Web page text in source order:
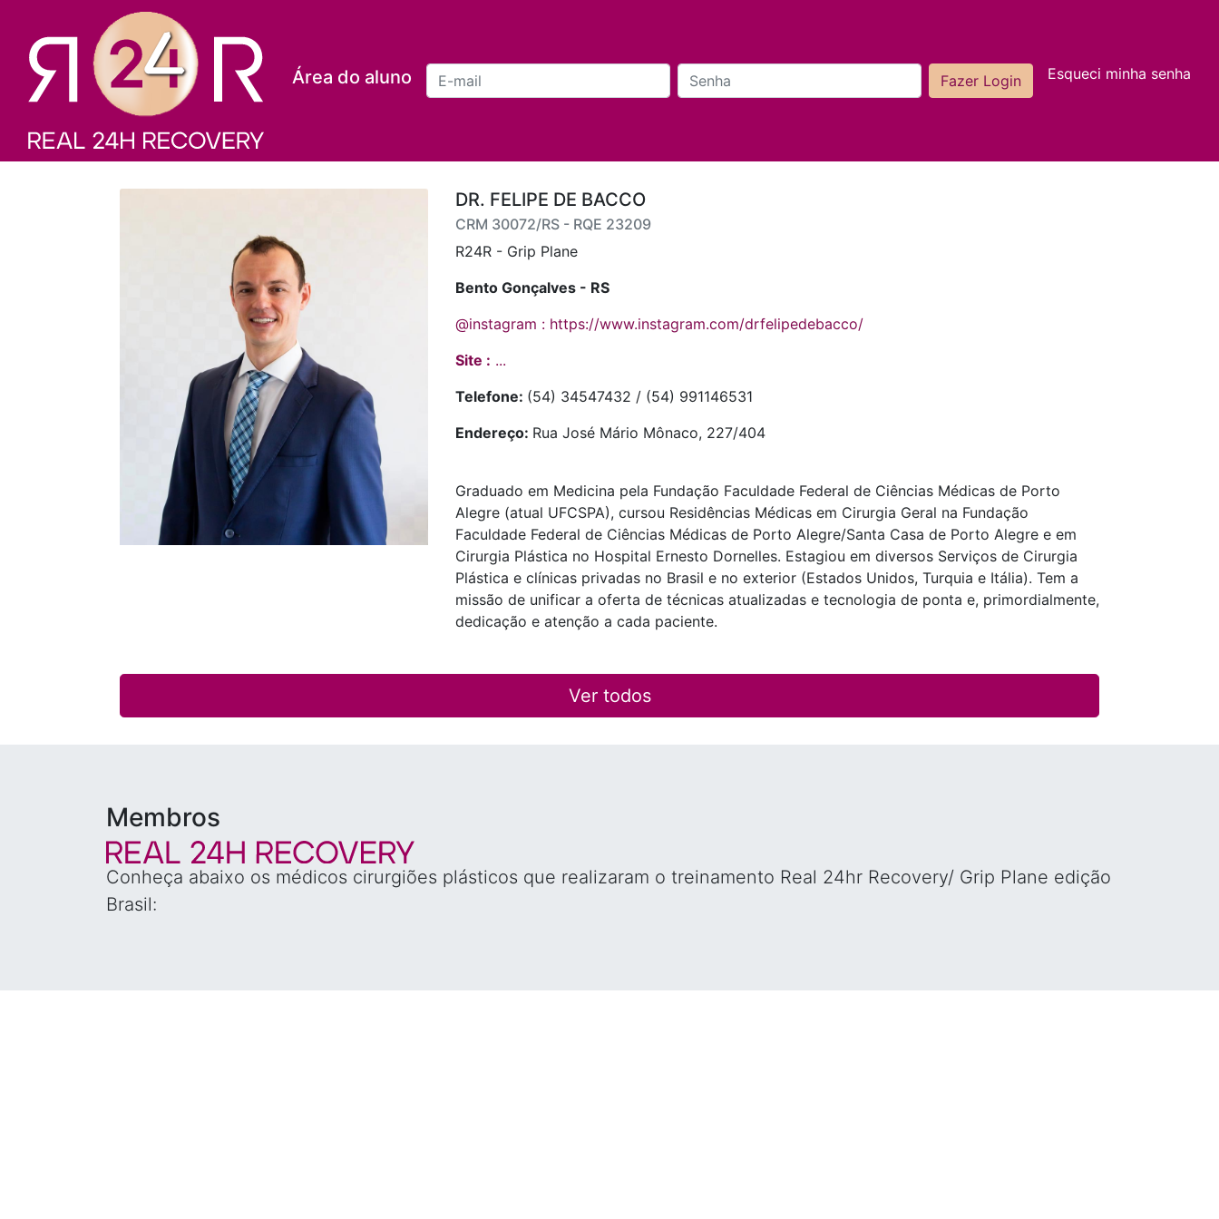
Área do aluno Esqueci minha senha
DR. FELIPE DE BACCO
CRM 30072/RS - RQE 23209
R24R - Grip Plane
Bento Gonçalves - RS
@instagram : https://www.instagram.com/drfelipedebacco/
Site : ...
Telefone: (54) 34547432 / (54) 991146531
Endereço: Rua José Mário Mônaco, 227/404
Graduado em Medicina pela Fundação Faculdade Federal de Ciências Médicas de Porto
Alegre (atual UFCSPA), cursou Residências Médicas em Cirurgia Geral na Fundação
Faculdade Federal de Ciências Médicas de Porto Alegre/Santa Casa de Porto Alegre e em
Cirurgia Plástica no Hospital Ernesto Dornelles. Estagiou em diversos Serviços de Cirurgia
Plástica e clínicas privadas no Brasil e no exterior (Estados Unidos, Turquia e Itália). Tem a
missão de unificar a oferta de técnicas atualizadas e tecnologia de ponta e, primordialmente,
dedicação e atenção a cada paciente.
Ver todos
Membros
Conheça abaixo os médicos cirurgiões plásticos que realizaram o treinamento Real 24hr Recovery/ Grip Plane edição
Brasil: